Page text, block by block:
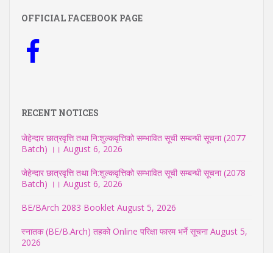
OFFICIAL FACEBOOK PAGE
RECENT NOTICES
जेहेन्दार छात्रवृत्ति तथा नि:शुल्कवृत्तिको सम्भावित सूची सम्बन्धी सूचना (2077
Batch) ।। August 6, 2026
जेहेन्दार छात्रवृत्ति तथा नि:शुल्कवृत्तिको सम्भावित सूची सम्बन्धी सूचना (2078
Batch) ।। August 6, 2026
BE/BArch 2083 Booklet August 5, 2026
स्नातक (BE/B.Arch) तहको Online परिक्षा फारम भर्ने सूचना August 5,
2026